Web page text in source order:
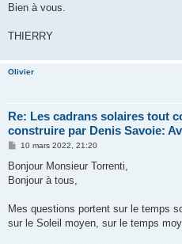
Bien à vous.
THIERRY
Olivier
Re: Les cadrans solaires tout
construire par Denis Savoie:
M
s
a
10 mars 2022, 21:20
Bonjour Monsieur Torrenti,
Bonjour à tous,
Mes questions portent sur le temps
sur le Soleil moyen, sur le temps